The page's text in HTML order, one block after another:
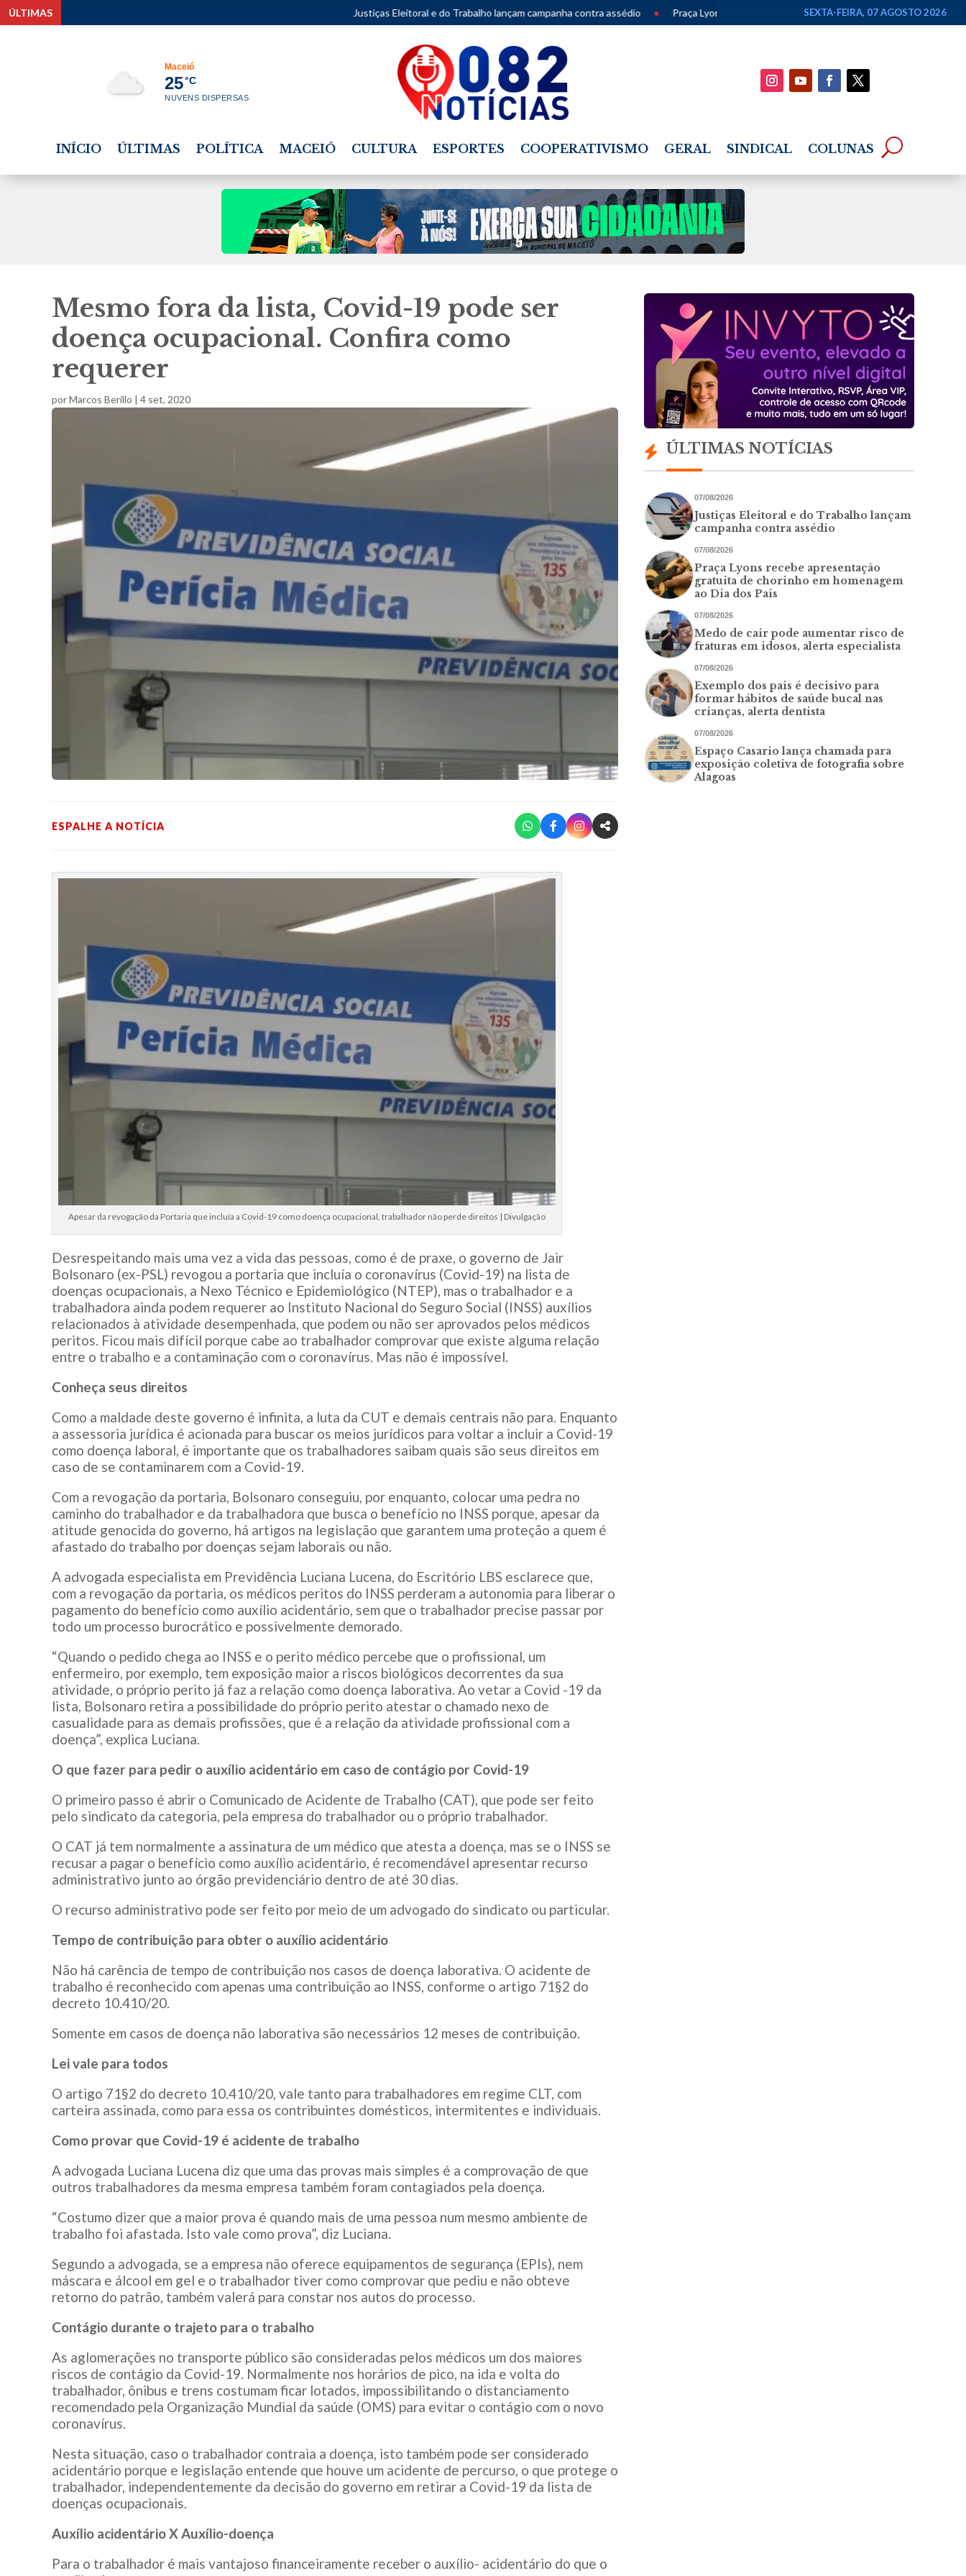
ÚLTIMAS Justiças Eleitoral e do Trabalho lançam campanha contra assédio • Praça Lyons recebe apresentação gratuita de chorinho em homenagem ao Dia dos
SEXTA-FEIRA, 07 AGOSTO 2026
Maceió
25°C
NUVENS DISPERSAS
INÍCIO ÚLTIMAS POLÍTICA MACEIÓ CULTURA ESPORTES COOPERATIVISMO GERAL SINDICAL COLUNAS
Mesmo fora da lista, Covid-19 pode ser
doença ocupacional. Confira como
requerer
porMarcos Berillo 4 set, 2020
ESPALHE A NOTÍCIA
Apesar da revogação da Portaria que incluía a Covid-19 como doença ocupacional, trabalhador não perde direitos | Divulgação
Desrespeitando mais uma vez a vida das pessoas, como é de praxe, o governo de Jair
Bolsonaro (ex-PSL) revogou a portaria que incluía o coronavírus (Covid-19) na lista de
doenças ocupacionais, a Nexo Técnico e Epidemiológico (NTEP), mas o trabalhador e a
trabalhadora ainda podem requerer ao Instituto Nacional do Seguro Social (INSS) auxílios
relacionados à atividade desempenhada, que podem ou não ser aprovados pelos médicos
peritos. Ficou mais difícil porque cabe ao trabalhador comprovar que existe alguma relação
entre o trabalho e a contaminação com o coronavírus. Mas não é impossível.
Conheça seus direitos
Como a maldade deste governo é infinita, a luta da CUT e demais centrais não para. Enquanto
a assessoria jurídica é acionada para buscar os meios jurídicos para voltar a incluir a Covid-19
como doença laboral, é importante que os trabalhadores saibam quais são seus direitos em
caso de se contaminarem com a Covid-19.
Com a revogação da portaria, Bolsonaro conseguiu, por enquanto, colocar uma pedra no
caminho do trabalhador e da trabalhadora que busca o benefício no INSS porque, apesar da
atitude genocida do governo, há artigos na legislação que garantem uma proteção a quem é
afastado do trabalho por doenças sejam laborais ou não.
A advogada especialista em Previdência Luciana Lucena, do Escritório LBS esclarece que,
com a revogação da portaria, os médicos peritos do INSS perderam a autonomia para liberar o
pagamento do benefício como auxílio acidentário, sem que o trabalhador precise passar por
todo um processo burocrático e possivelmente demorado.
“Quando o pedido chega ao INSS e o perito médico percebe que o profissional, um
enfermeiro, por exemplo, tem exposição maior a riscos biológicos decorrentes da sua
atividade, o próprio perito já faz a relação como doença laborativa. Ao vetar a Covid -19 da
lista, Bolsonaro retira a possibilidade do próprio perito atestar o chamado nexo de
casualidade para as demais profissões, que é a relação da atividade profissional com a
doença”, explica Luciana.
O que fazer para pedir o auxílio acidentário em caso de contágio por Covid-19
O primeiro passo é abrir o Comunicado de Acidente de Trabalho (CAT), que pode ser feito
pelo sindicato da categoria, pela empresa do trabalhador ou o próprio trabalhador.
O CAT já tem normalmente a assinatura de um médico que atesta a doença, mas se o INSS se
recusar a pagar o benefício como auxílio acidentário, é recomendável apresentar recurso
administrativo junto ao órgão previdenciário dentro de até 30 dias.
O recurso administrativo pode ser feito por meio de um advogado do sindicato ou particular.
Tempo de contribuição para obter o auxílio acidentário
Não há carência de tempo de contribuição nos casos de doença laborativa. O acidente de
trabalho é reconhecido com apenas uma contribuição ao INSS, conforme o artigo 71§2 do
decreto 10.410/20.
Somente em casos de doença não laborativa são necessários 12 meses de contribuição.
Lei vale para todos
O artigo 71§2 do decreto 10.410/20, vale tanto para trabalhadores em regime CLT, com
carteira assinada, como para essa os contribuintes domésticos, intermitentes e individuais.
Como provar que Covid-19 é acidente de trabalho
A advogada Luciana Lucena diz que uma das provas mais simples é a comprovação de que
outros trabalhadores da mesma empresa também foram contagiados pela doença.
“Costumo dizer que a maior prova é quando mais de uma pessoa num mesmo ambiente de
trabalho foi afastada. Isto vale como prova”, diz Luciana.
Segundo a advogada, se a empresa não oferece equipamentos de segurança (EPIs), nem
máscara e álcool em gel e o trabalhador tiver como comprovar que pediu e não obteve
retorno do patrão, também valerá para constar nos autos do processo.
Contágio durante o trajeto para o trabalho
As aglomerações no transporte público são consideradas pelos médicos um dos maiores
riscos de contágio da Covid-19. Normalmente nos horários de pico, na ida e volta do
trabalhador, ônibus e trens costumam ficar lotados, impossibilitando o distanciamento
recomendado pela Organização Mundial da saúde (OMS) para evitar o contágio com o novo
coronavírus.
Nesta situação, caso o trabalhador contraia a doença, isto também pode ser considerado
acidentário porque e legislação entende que houve um acidente de percurso, o que protege o
trabalhador, independentemente da decisão do governo em retirar a Covid-19 da lista de
doenças ocupacionais.
Auxílio acidentário X Auxílio-doença
Para o trabalhador é mais vantajoso financeiramente receber o auxílio- acidentário do que o
ÚLTIMAS NOTÍCIAS
07/08/2026
Justiças Eleitoral e do Trabalho lançam
campanha contra assédio
07/08/2026
Praça Lyons recebe apresentação
gratuita de chorinho em homenagem
ao Dia dos Pais
07/08/2026
Medo de cair pode aumentar risco de
fraturas em idosos, alerta especialista
07/08/2026
Exemplo dos pais é decisivo para
formar hábitos de saúde bucal nas
crianças, alerta dentista
07/08/2026
Espaço Casario lança chamada para
exposição coletiva de fotografia sobre
Alagoas